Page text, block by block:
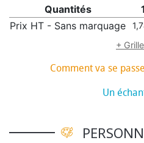
Quantités 1
Prix HT - Sans marquage
+
Comment va se
Un